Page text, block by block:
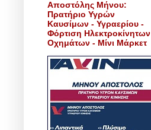
Αποστόλης Μήνου:
Πρατήριο Υγρών
Καυσίμων - Υγραερίου -
Φόρτιση Ηλεκτροκίνητων
Οχημάτων - Μίνι Μάρκετ